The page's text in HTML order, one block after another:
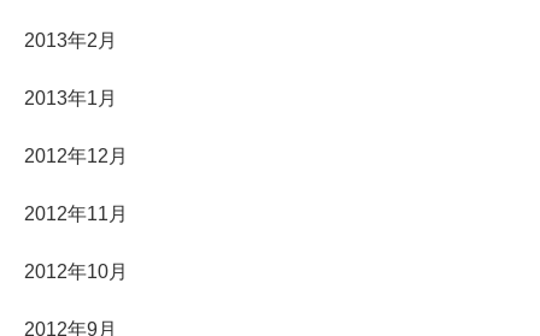
2013年2月
2013年1月
2012年12月
2012年11月
2012年10月
2012年9月